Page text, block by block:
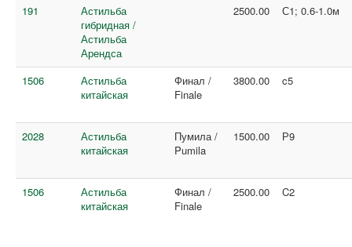
191
Астильба
гибридная /
Астильба
Арендса
2500.00 С1; 0.6-1.0м
1506
Астильба
китайская
Финал /
Finale
3800.00 c5
2028
Астильба
китайская
Пумила /
Pumila
1500.00 Р9
1506
Астильба
китайская
Финал /
Finale
2500.00 C2